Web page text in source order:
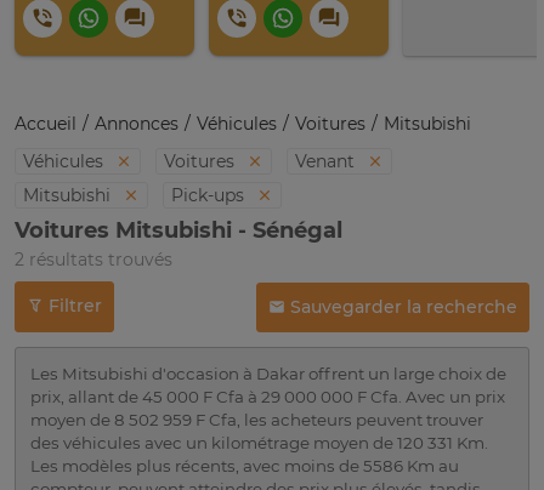
Accueil Annonces Véhicules Voitures
Mitsubishi
Véhicules
Voitures
Venant
Mitsubishi
Pick-ups
Voitures Mitsubishi - Sénégal
2 résultats trouvés
Filtrer Sauvegarder la recherche
Les Mitsubishi d'occasion à Dakar offrent un large choix de
prix, allant de 45 000 F Cfa à 29 000 000 F Cfa. Avec un prix
moyen de 8 502 959 F Cfa, les acheteurs peuvent trouver
des véhicules avec un kilométrage moyen de 120 331 Km.
Les modèles plus récents, avec moins de 5586 Km au